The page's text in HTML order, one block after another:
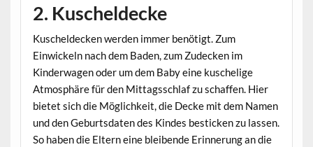
2. Kuscheldecke
Kuscheldecken werden immer benötigt. Zum
Einwickeln nach dem Baden, zum Zudecken im
Kinderwagen oder um dem Baby eine kuschelige
Atmosphäre für den Mittagsschlaf zu schaffen. Hier
bietet sich die Möglichkeit, die Decke mit dem Namen
und den Geburtsdaten des Kindes besticken zu lassen.
So haben die Eltern eine bleibende Erinnerung an die